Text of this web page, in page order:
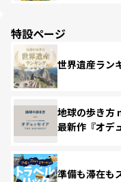
特設ページ
世界遺産ラン
地球の歩き方
最新作『オデ
準備も滞在も